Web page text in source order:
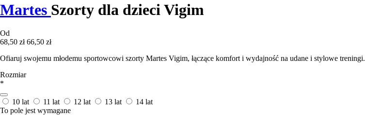
Martes Szorty dla dzieci Vigim
Od
68,50 zł 66,50 zł
Ofiaruj swojemu młodemu sportowcowi szorty Martes Vigim, łączące komfort i wydajność na udane i stylowe treningi.
Rozmiar
*
10 lat 11 lat 12 lat 13 lat
14 lat
To pole jest wymagane